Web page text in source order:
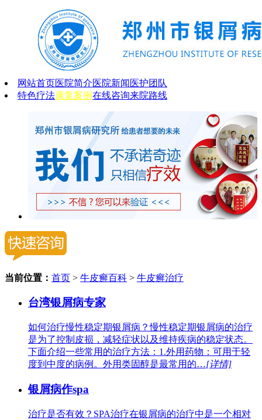
网站首页医院简介医院新闻 医护团队
特色疗法康复案例在线咨询来院路线
当前位置： 首页 > 牛皮癣百科 > 牛皮癣治疗
台湾银屑病专家
如何治疗慢性稳定期银屑病？慢性稳定期银屑病的治疗
是为了控制皮损，减轻症状以及维持疾病的稳定状态。
下面介绍一些常用的治疗方法：1.外用药物：可用于轻
度到中度的病例。外用类固醇是最常用的…[详情]
银屑病作spa
治疗是否有效？SPA治疗在银屑病的治疗中是一个相对